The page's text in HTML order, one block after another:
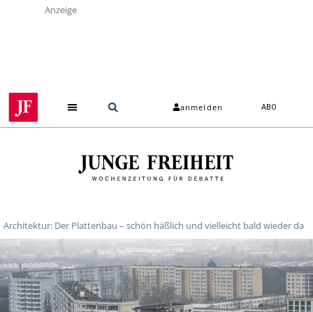
Anzeige
anmelden ABO
Architektur: Der Plattenbau – schön häßlich und vielleicht bald wieder da